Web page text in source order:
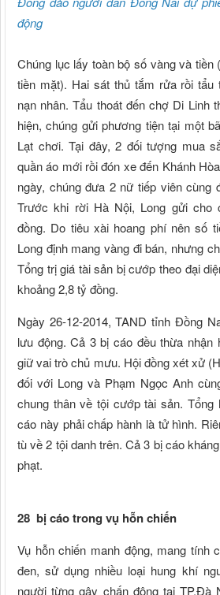
động
Chúng lục lấy toàn bộ số vàng và tiền
tiền mặt). Hai sát thủ tắm rửa rồi tẩu
nạn nhân. Tẩu thoát đến chợ Di Linh
hiện, chúng gửi phương tiện tại một
Lạt chơi. Tại đây, 2 đối tượng mua
quần áo mới rồi đón xe đến Khánh
ngày, chúng đưa 2 nữ tiếp viên cùng
Trước khi rời Hà Nội, Long gửi cho
đồng. Do tiêu xài hoang phí nên số
Long định mang vàng đi bán, nhưng
Tổng trị giá tài sản bị cướp theo đại
khoảng 2,8 tỷ đồng.
Ngày 26-12-2014, TAND tỉnh Đồng
lưu động. Cả 3 bị cáo đều thừa nhận
giữ vai trò chủ mưu. Hội đồng xét xử
đối với Long và Phạm Ngọc Anh
chung thân về tội cướp tài sản.
cáo này phải chấp hành là tử hình.
tù về 2 tội danh trên. Cả 3 bị cáo
phạt.
28 bị cáo trong vụ hỗn chiến
Vụ hỗn chiến manh động, mang tính
đen, sử dụng nhiều loại hung khí
người từng gây chấn động tại TP.Đà